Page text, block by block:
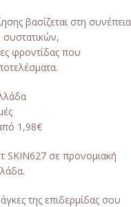
βασίζεται στη συνέπεια
φροντίδας που
1,98€
SKIN627 σε προνομιακή
της επιδερμίδας σου